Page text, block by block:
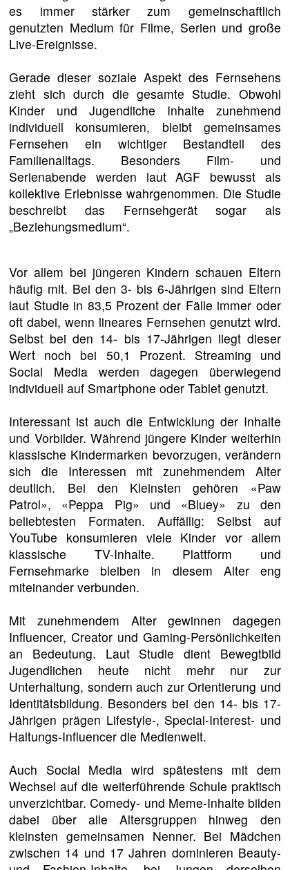
es immer stärker zum gemeinschaftlich
genutzten Medium für Filme, Serien und große
Live-Ereignisse.
Gerade dieser soziale Aspekt des Fernsehens
zieht sich durch die gesamte Studie. Obwohl
Kinder und Jugendliche Inhalte zunehmend
individuell konsumieren, bleibt gemeinsames
Fernsehen ein wichtiger Bestandteil des
Familienalltags. Besonders Film- und
Serienabende werden laut AGF bewusst als
kollektive Erlebnisse wahrgenommen. Die Studie
beschreibt das Fernsehgerät sogar als
„Beziehungsmedium“.
Vor allem bei jüngeren Kindern schauen Eltern
häufig mit. Bei den 3- bis 6-Jährigen sind Eltern
laut Studie in 83,5 Prozent der Fälle immer oder
oft dabei, wenn lineares Fernsehen genutzt wird.
Selbst bei den 14- bis 17-Jährigen liegt dieser
Wert noch bei 50,1 Prozent. Streaming und
Social Media werden dagegen überwiegend
individuell auf Smartphone oder Tablet genutzt.
Interessant ist auch die Entwicklung der Inhalte
und Vorbilder. Während jüngere Kinder weiterhin
klassische Kindermarken bevorzugen, verändern
sich die Interessen mit zunehmendem Alter
deutlich. Bei den Kleinsten gehören «Paw
Patrol», «Peppa Pig» und «Bluey» zu den
beliebtesten Formaten. Auffällig: Selbst auf
YouTube konsumieren viele Kinder vor allem
klassische TV-Inhalte. Plattform und
Fernsehmarke bleiben in diesem Alter eng
miteinander verbunden.
Mit zunehmendem Alter gewinnen dagegen
Influencer, Creator und Gaming-Persönlichkeiten
an Bedeutung. Laut Studie dient Bewegtbild
Jugendlichen heute nicht mehr nur zur
Unterhaltung, sondern auch zur Orientierung und
Identitätsbildung. Besonders bei den 14- bis 17-
Jährigen prägen Lifestyle-, Special-Interest- und
Haltungs-Influencer die Medienwelt.
Auch Social Media wird spätestens mit dem
Wechsel auf die weiterführende Schule praktisch
unverzichtbar. Comedy- und Meme-Inhalte bilden
dabei über alle Altersgruppen hinweg den
kleinsten gemeinsamen Nenner. Bei Mädchen
zwischen 14 und 17 Jahren dominieren Beauty-